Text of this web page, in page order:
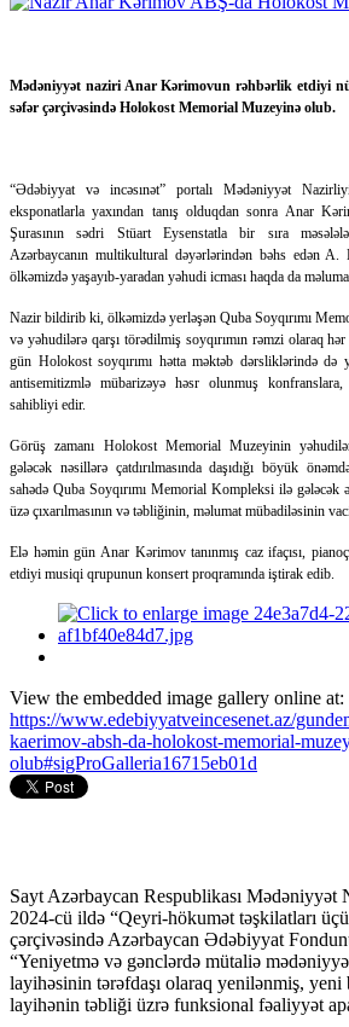
Mədəniyyət naziri Anar Kərimovun rəhbərlik etdiyi
səfər çərçivəsində Holokost Memorial Muzeyinə olub.
“Ədəbiyyat və incəsınət” portalı Mədəniyyət
eksponatlarla yaxından tanış olduqdan sonra Anar
Şurasının sədri Stüart Eysenstatla bir sıra
Azərbaycanın multikultural dəyərlərindən bəhs edən
ölkəmizdə yaşayıb-yaradan yəhudi icması haqda da
Nazir bildirib ki, ölkəmizdə yerləşən Quba Soyqırımı
və yəhudilərə qarşı törədilmiş soyqırımın rəmzi olaraq
gün Holokost soyqırımı hətta məktəb dərsliklərində
antisemitizmlə mübarizəyə həsr olunmuş
sahibliyi edir.
Görüş zamanı Holokost Memorial Muzeyinin
gələcək nəsillərə çatdırılmasında daşıdığı böyük
sahədə Quba Soyqırımı Memorial Kompleksi ilə gələcək
üzə çıxarılmasının və təbliğinin, məlumat mübadiləsinin
Elə həmin gün Anar Kərimov tanınmış caz ifaçısı,
etdiyi musiqi qrupunun konsert proqramında iştirak edib.
View the embedded image gallery online at:
https://www.edebiyyatveincesenet.az/
kaerimov-absh-da-holokost-memorial-
olub#sigProGalleria16715eb01d
Sayt Azərbaycan Respublikası Mədəniyyət
2024-cü ildə “Qeyri-hökumət təşkilatları
çərçivəsində Azərbaycan Ədəbiyyat
“Yeniyetmə və gənclərdə mütaliə
layihəsinin tərəfdaşı olaraq yenilənmiş, yeni
layihənin təbliği üzrə funksional fəaliyyət